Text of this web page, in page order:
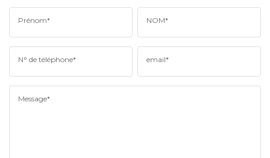
Prénom* NOM*
N° de téléphone* email*
Message*